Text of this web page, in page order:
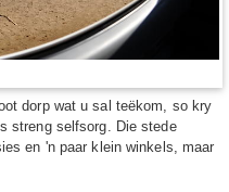
dorp wat u sal teëkom, so kry
streng selfsorg. Die stede
en 'n paar klein winkels, maar